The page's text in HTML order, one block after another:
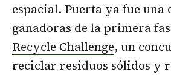
espacial. Puerta ya fue una
ganadoras de la primera
Recycle Challenge, un
reciclar residuos sólidos y